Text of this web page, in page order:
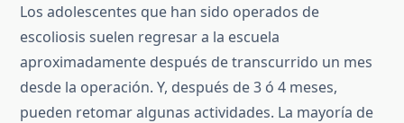
Los adolescentes que han sido operados de
escoliosis suelen regresar a la escuela
aproximadamente después de transcurrido un mes
desde la operación. Y, después de 3 ó 4 meses,
pueden retomar algunas actividades. La mayoría de